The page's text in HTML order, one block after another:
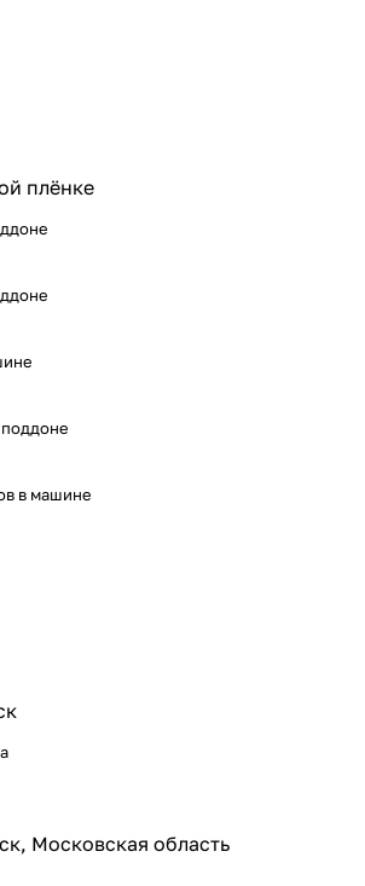
плёнке
в машине
Московская область